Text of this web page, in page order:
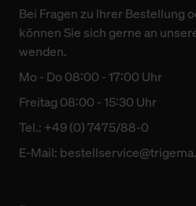
Bei Fragen zu Ihrer Bestellung
können Sie sich gerne an
wenden.
Mo - Do 08:00 - 17:00 Uhr
Freitag 08:00 - 15:30 Uhr
Tel.: +49 (0) 7475/88-0
E-Mail: